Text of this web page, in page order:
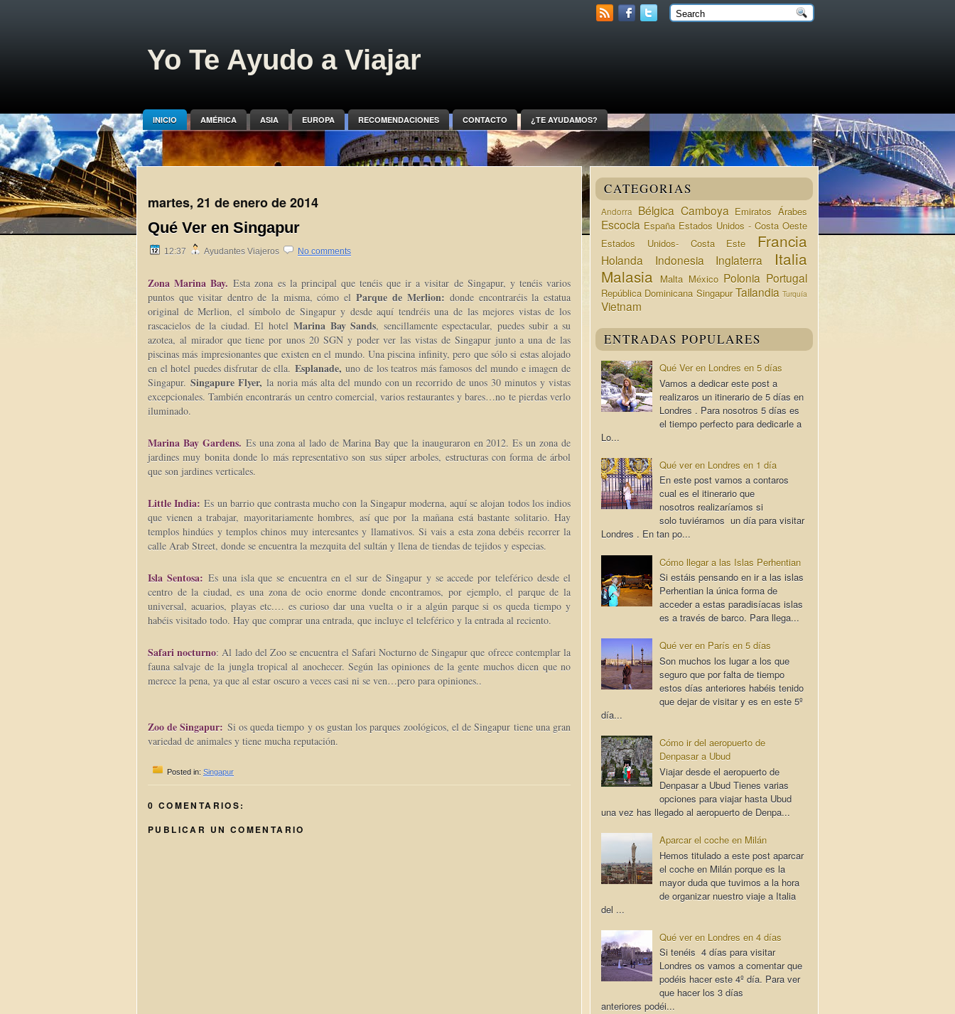
Yo Te Ayudo a Viajar
INICIO AMÉRICA ASIA EUROPA RECOMENDACIONES CONTACTO ¿TE AYUDAMOS?
martes, 21 de enero de 2014
Qué Ver en Singapur
12:37 Ayudantes Viajeros No comments
Zona Marina Bay. Esta zona es la principal que tenéis que ir a visitar de Singapur, y tenéis varios
puntos que visitar dentro de la misma, cómo el Parque de Merlion: donde encontraréis la estatua
original de Merlion, el símbolo de Singapur y desde aquí tendréis una de las mejores vistas de los
rascacielos de la ciudad. El hotel Marina Bay Sands, sencillamente espectacular, puedes subir a su
azotea, al mirador que tiene por unos 20 SGN y poder ver las vistas de Singapur junto a una de las
piscinas más impresionantes que existen en el mundo. Una piscina infinity, pero que sólo si estas alojado
en el hotel puedes disfrutar de ella. Esplanade, uno de los teatros más famosos del mundo e imagen de
Singapur. Singapure Flyer, la noria más alta del mundo con un recorrido de unos 30 minutos y vistas
excepcionales. También encontrarás un centro comercial, varios restaurantes y bares…no te pierdas verlo
iluminado.
Marina Bay Gardens. Es una zona al lado de Marina Bay que la inauguraron en 2012. Es un zona de
jardines muy bonita donde lo más representativo son sus súper arboles, estructuras con forma de árbol
que son jardines verticales.
Little India: Es un barrio que contrasta mucho con la Singapur moderna, aquí se alojan todos los indios
que vienen a trabajar, mayoritariamente hombres, así que por la mañana está bastante solitario. Hay
templos hindúes y templos chinos muy interesantes y llamativos. Si vais a esta zona debéis recorrer la
calle Arab Street, donde se encuentra la mezquita del sultán y llena de tiendas de tejidos y especias.
Isla Sentosa: Es una isla que se encuentra en el sur de Singapur y se accede por teleférico desde el
centro de la ciudad, es una zona de ocio enorme donde encontramos, por ejemplo, el parque de la
universal, acuarios, playas etc.… es curioso dar una vuelta o ir a algún parque si os queda tiempo y
habéis visitado todo. Hay que comprar una entrada, que incluye el teleférico y la entrada al reciento.
Safari nocturno: Al lado del Zoo se encuentra el Safari Nocturno de Singapur que ofrece contemplar la
fauna salvaje de la jungla tropical al anochecer. Según las opiniones de la gente muchos dicen que no
merece la pena, ya que al estar oscuro a veces casi ni se ven…pero para opiniones..
Zoo de Singapur: Si os queda tiempo y os gustan los parques zoológicos, el de Singapur tiene una gran
variedad de animales y tiene mucha reputación.
Posted in: Singapur
0 COMENTARIOS:
PUBLICAR UN COMENTARIO
CATEGORIAS
Andorra Bélgica Camboya Emiratos Árabes
Escocia España Estados Unidos - Costa Oeste
Estados Unidos- Costa Este
Francia
Holanda Indonesia Inglaterra
Italia
Malasia
Malta México Polonia Portugal
República Dominicana Singapur Tailandia Turquía
Vietnam
ENTRADAS POPULARES
Qué Ver en Londres en 5 días
Vamos a dedicar este post a
realizaros un itinerario de 5 días en
Londres . Para nosotros 5 días es
el tiempo perfecto para dedicarle a
Lo...
Qué ver en Londres en 1 día
En este post vamos a contaros
cual es el itinerario que
nosotros realizaríamos si
solo tuviéramos un día para visitar
Londres . En tan po...
Cómo llegar a las Islas Perhentian
Si estáis pensando en ir a las islas
Perhentian la única forma de
acceder a estas paradisíacas islas
es a través de barco. Para llega...
Qué ver en París en 5 días
Son muchos los lugar a los que
seguro que por falta de tiempo
estos días anteriores habéis tenido
que dejar de visitar y es en este 5º
día...
Cómo ir del aeropuerto de
Denpasar a Ubud
Viajar desde el aeropuerto de
Denpasar a Ubud Tienes varias
opciones para viajar hasta Ubud
una vez has llegado al aeropuerto de Denpa...
Aparcar el coche en Milán
Hemos titulado a este post aparcar
el coche en Milán porque es la
mayor duda que tuvimos a la hora
de organizar nuestro viaje a Italia
del ...
Qué ver en Londres en 4 días
Si tenéis 4 días para visitar
Londres os vamos a comentar que
podéis hacer este 4º día. Para ver
que hacer los 3 días
anteriores podéi...